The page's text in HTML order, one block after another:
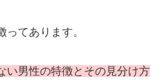
てあります。
い男性の特徴とその見分け方